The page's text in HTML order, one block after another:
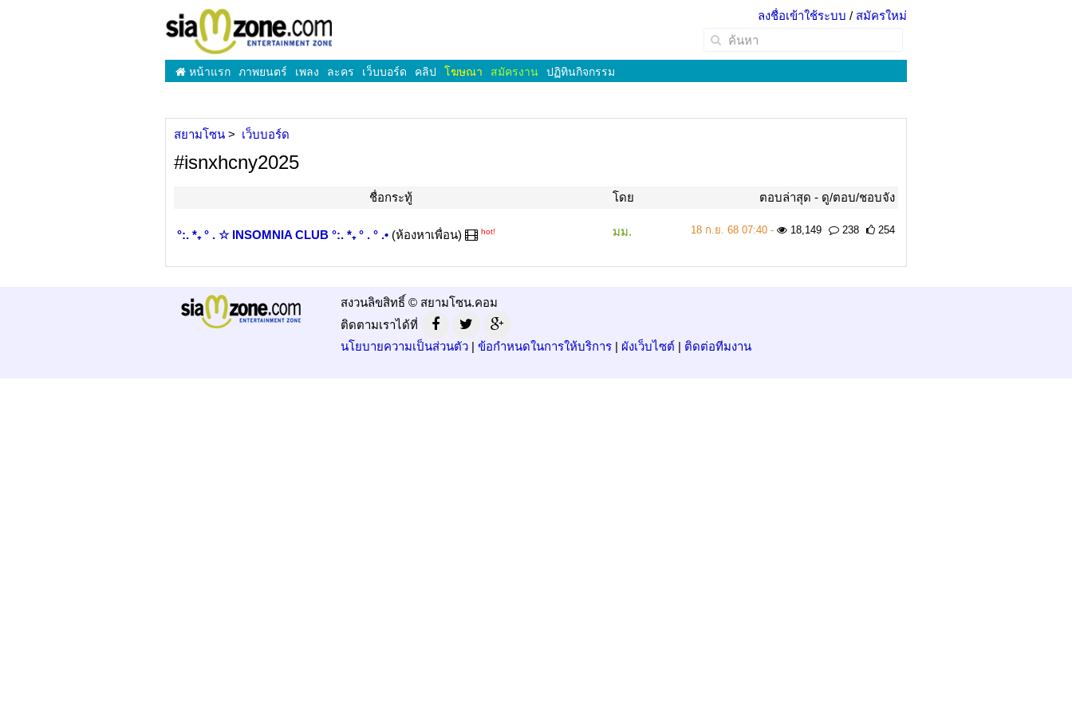
ลงชื่อเข้าใช้ระบบ / สมัครใหม่
หน้าแรก ภาพยนตร์ เพลง ละคร เว็บบอร์ด คลิป โฆษณา สมัครงาน ปฏิทินกิจกรรม
สยามโซน เว็บบอร์ด
#isnxhcny2025
ชื่อกระทู้ โดย ตอบล่าสุด - ดู/ตอบ/ชอบจัง
°:. *₊ ° . ☆ INSOMNIA CLUB °:. *₊ ° . ° .• (ห้องหาเพื่อน) hot! มม. 18 ก.ย. 68 07:40 - 18,149 238 254
สงวนลิขสิทธิ์ © สยามโซน.คอม
ติดตามเราได้ที่
นโยบายความเป็นส่วนตัว | ข้อกำหนดในการให้บริการ | ผังเว็บไซต์ | ติดต่อทีมงาน